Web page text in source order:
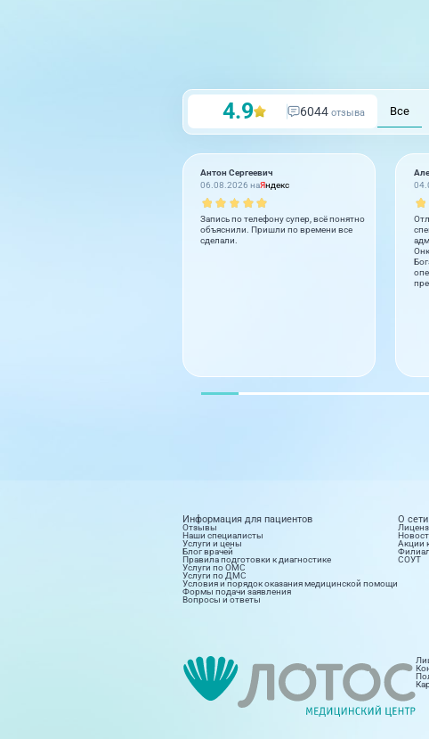
4.9 6044 отзыва Все
Антон Сергеевич
06.08.2026 наЯндекс
Запись по телефону супер, всё понятно
объяснили. Пришли по времени все
сделали.
Информация для пациентов
Отзывы
Наши специалисты
Услуги и цены
Блог врачей
Правила подготовки к диагностике
Услуги по ОМС
Услуги по ДМС
Условия и порядок оказания медицинской помощи
Формы подачи заявления
Вопросы и ответы
О
Акции
СОУТ
8 направлений 15
Стационар